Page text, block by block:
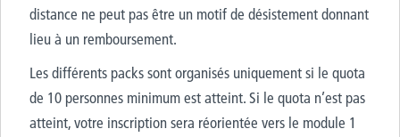
distance ne peut pas être un motif de désistement donnant
lieu à un remboursement.
Les différents packs sont organisés uniquement si le quota
de 10 personnes minimum est atteint. Si le quota n’est pas
atteint, votre inscription sera réorientée vers le module 1